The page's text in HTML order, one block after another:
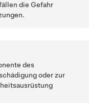
die Gefahr
des
oder zur